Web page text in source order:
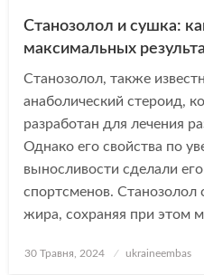
Станозолол и сушка:
максимальных
Станозолол, также
анаболический стероид,
разработан для лечения
Однако его свойства по
выносливости сделали
спортсменов. Станозолол
жира, сохраняя при этом
Опубліковано
30 Травня, 2024 ukraineembas